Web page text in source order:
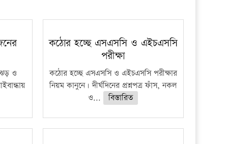
ঝড় ও
কঠোর হচ্ছে এসএসসি ও এইচএসসি
পরীক্ষা
কঠোর হচ্ছে এসএসসি ও এইচএসসি পরীক্ষার
নিয়ম কানুনে। দীর্ঘদিনের প্রশ্নপত্র ফাঁস, নকল
ও...
বিস্তারিত